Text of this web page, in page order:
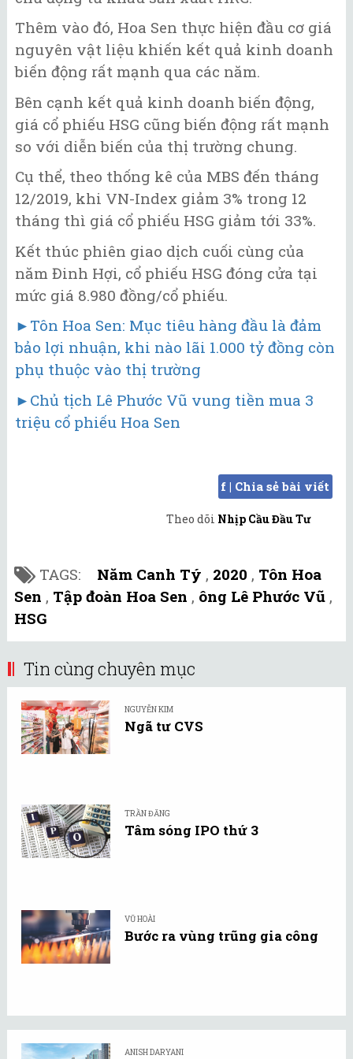
Thêm vào đó, Hoa Sen thực hiện đầu cơ giá
nguyên vật liệu khiến kết quả kinh doanh
biến động rất mạnh qua các năm.
Bên cạnh kết quả kinh doanh biến động,
giá cổ phiếu HSG cũng biến động rất mạnh
so với diễn biến của thị trường chung.
Cụ thể, theo thống kê của MBS đến tháng
12/2019, khi VN-Index giảm 3% trong 12
tháng thì giá cổ phiếu HSG giảm tới 33%.
Kết thúc phiên giao dịch cuối cùng của
năm Đinh Hợi, cổ phiếu HSG đóng cửa tại
mức giá 8.980 đồng/cổ phiếu.
►Tôn Hoa Sen: Mục tiêu hàng đầu là đảm
bảo lợi nhuận, khi nào lãi 1.000 tỷ đồng còn
phụ thuộc vào thị trường
►Chủ tịch Lê Phước Vũ vung tiền mua 3
triệu cổ phiếu Hoa Sen
f | Chia sẻ bài viết
Theo dõi Nhịp Cầu Đầu Tư
TAGS: Năm Canh Tý , 2020 , Tôn Hoa
Sen , Tập đoàn Hoa Sen , ông Lê Phước Vũ ,
HSG
Tin cùng chuyên mục
NGUYỄN KIM
Ngã tư CVS
TRẦN ĐĂNG
Tâm sóng IPO thứ 3
VŨ HOÀI
Bước ra vùng trũng gia công
ANISH DARYANI